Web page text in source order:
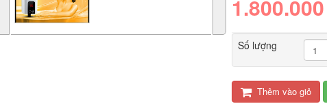
1.800.000
Số lượng
Thêm vào giỏ
LED tuýp cầm tay đa
Quạt điện đôi 12V
cho oto tải...